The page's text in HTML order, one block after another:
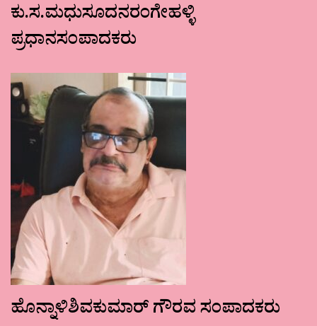
ಕು.ಸ.ಮಧುಸೂದನರಂಗೇಹಳ್ಳಿ
ಪ್ರಧಾನಸಂಪಾದಕರು
ಹೊನ್ನಾಳಿಶಿವಕುಮಾರ್ ಗೌರವ ಸಂಪಾದಕರು